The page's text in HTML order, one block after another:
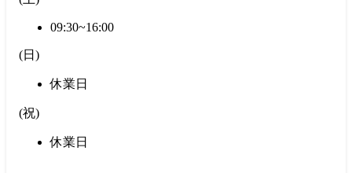
09:30~16:00
(日 )
休業日
(祝)
休業日